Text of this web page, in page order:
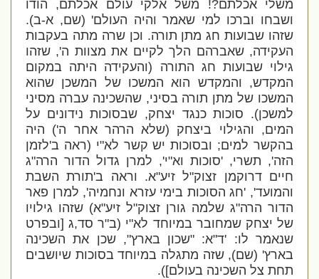
משלי אכלתם?! משל אלקי עולם אכלתם, הודו
ושבחו וברכו למי שאמר והיה העולם' (שם, א-ב).
שזהו שבועות חג מתן תורה. וכן שרה מתה בעקבות
העקידה, שאברהם הלך לקיים את מצוות ה', שזהו
גילוי שבועות חג התורה (והעקידה היתה במקום
המקדש, והמקדש הוא המשכו של המשכן שהוא
המשכו של מתן תורה בסיני, שהשכינה עברה מסיני
למשכן). סוכות כנגד יצחק, שבסוכות נידונים על
המים, והגילוי ביצחק (שלא הרהר אחר ה') היה
בהקשר למים; ובסוכות יש קשר לא"י (ראה ב'לזמן
הזה', תשרי, 'סוכות וא"י', למרן גדול הדור הרה"ג
חיים דרוקמן זצוק"ל זיע"א. וראה ב'תורת השבת
והמועד', 'חג הסוכות בימי עזרא ונחמיה', למרן פאר
הדור הרה"ג שלמה גורן זצוק"ל זיע"א) שזהו גילויו
של יצחק שמחובר במיוחד לא"י (ב"ר סד,ג [ובפרט
שנאמר לו: 'ד"א: "שכון בארץ", שכן את השכינה
בארץ' (שם), שזה מתגלה במיוחד בסוכות שיושבים
תחת צל השכינה בעולם]).